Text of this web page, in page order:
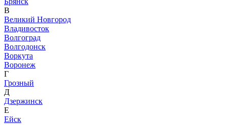
В
Великий Новгород
Владивосток
Волгоград
Волгодонск
Воркута
Воронеж
Г
Грозный
Д
Дзержинск
Е
Ейск